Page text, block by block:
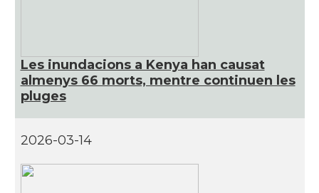
Les inundacions a Kenya han causat
almenys 66 morts, mentre continuen les
pluges
2026-03-14